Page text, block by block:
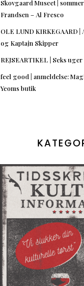
Skovgaard Museet |
Frandsen – Al Fresco
OLE LUND KIRKEGAARD |
og Kaptajn Skipper
REJSEARTIKEL | Seks
feel good | anmeldelse:
Yeoms butik